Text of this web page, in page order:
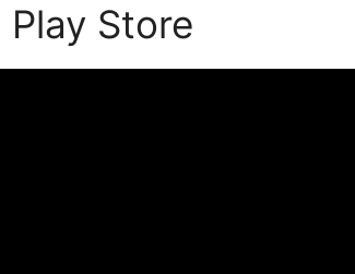
Store